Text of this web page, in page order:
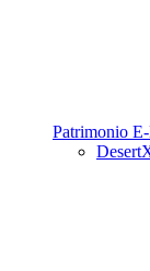
Patrimonio